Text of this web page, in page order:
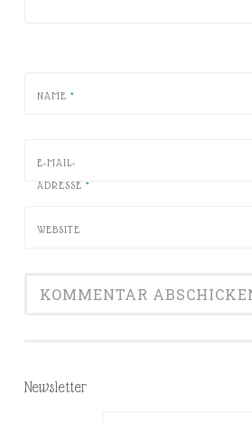
NAME *
E-MAIL-
ADRESSE *
WEBSITE
Newsletter